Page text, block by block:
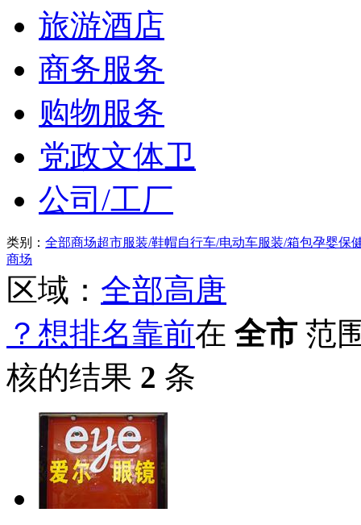
旅游酒店
商务服务
购物服务
党政文体卫
公司/工厂
类别： 全部商场超市服装/鞋帽自行车/电动车服装/箱包孕婴保
商场
区域： 全部高唐
？想排名靠前在 全市 范
核的结果 2 条